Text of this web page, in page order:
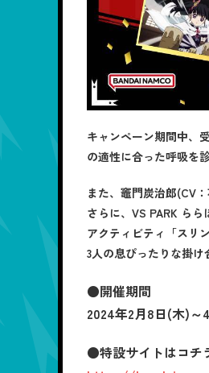
キャンペーン期間中、
の適性に合った呼吸を
また、竈門炭治郎(CV
さらに、VS PARK ら
アクティビティ「スリ
3人の息ぴったりな掛
●開催期間
2024年2月8日(木)～
●特設サイトはコチ